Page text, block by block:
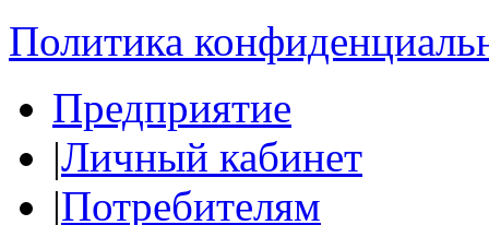
Политика
Предприятие
|Личный кабинет
|Потребителям